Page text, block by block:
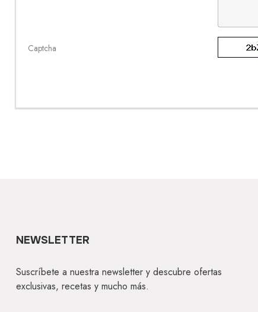
Captcha
NEWSLETTER
Suscríbete a nuestra newsletter y descubre ofertas
exclusivas, recetas y mucho más.